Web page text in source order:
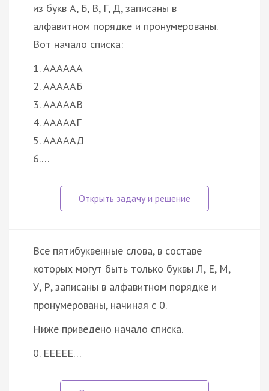
из букв А, Б, В, Г, Д, записаны в
алфавитном порядке и пронумерованы.
Вот начало списка:
1. АААААА
2. АААААБ
3. АААААВ
4. АААААГ
5. АААААД
6.…
Все пятибуквенные слова, в составе
которых могут быть только буквы Л, Е, М,
У, Р, записаны в алфавитном порядке и
пронумерованы, начиная с 0.
Ниже приведено начало списка.
0. ЕЕЕЕЕ…